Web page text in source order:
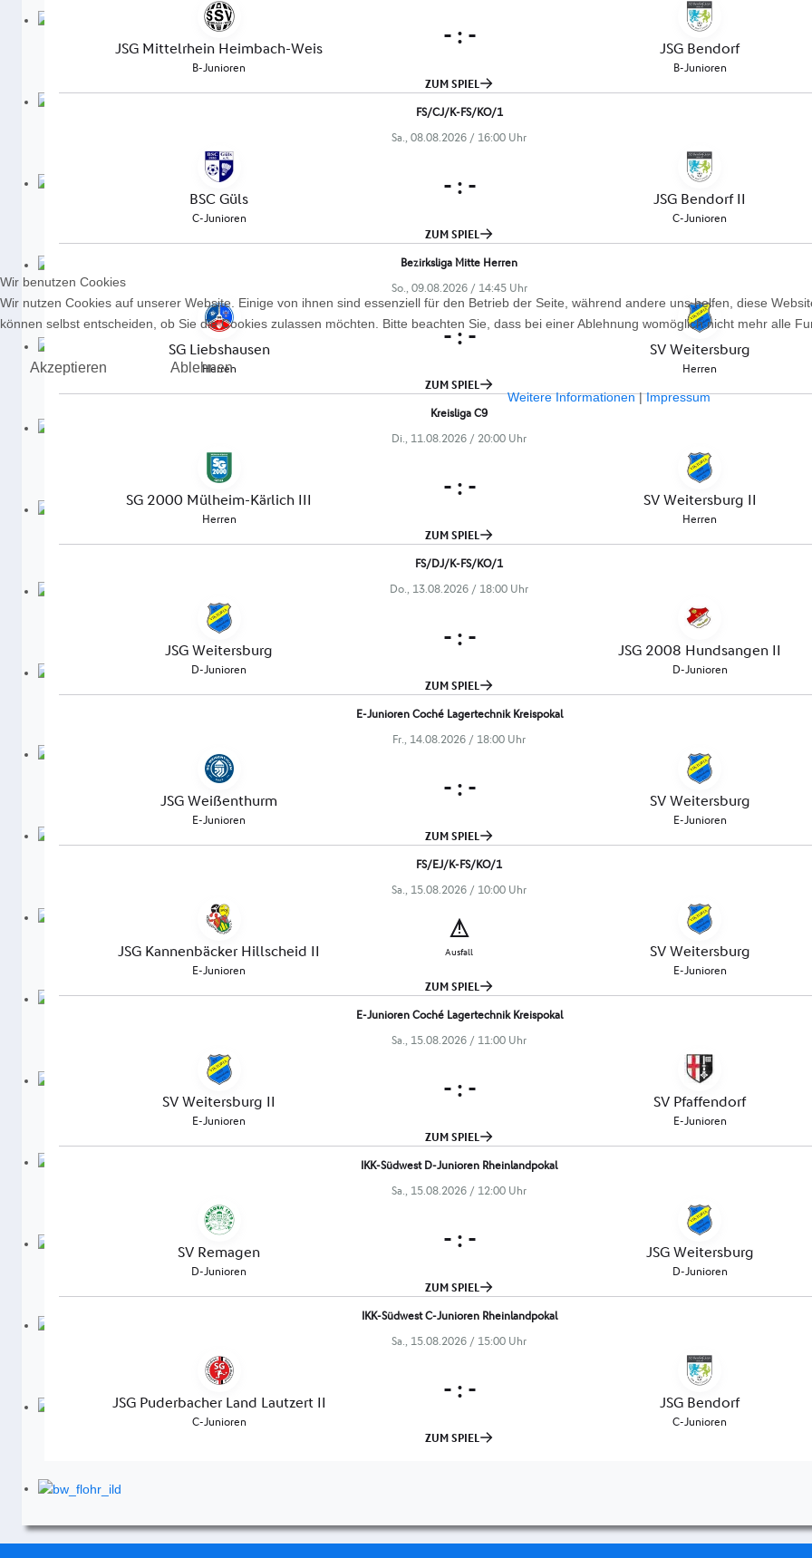
Wir benutzen Cookies
Wir nutzen Cookies auf unserer Website. Einige von ihnen sind essenziell für den Betrieb der Seite, während andere uns helfen, diese
können selbst entscheiden, ob Sie die Cookies zulassen möchten. Bitte beachten Sie, dass bei einer Ablehnung womöglich nicht mehr alle
Akzeptieren Ablehnen
Weitere Informationen|Impressum